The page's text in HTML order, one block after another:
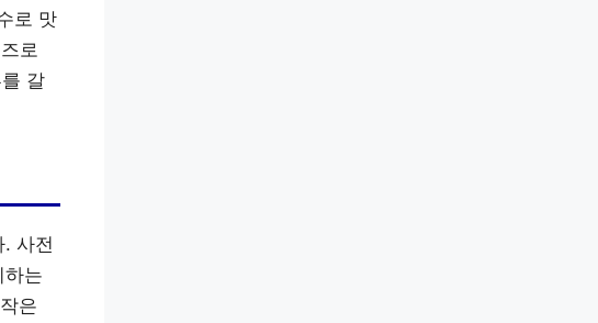
로 맛
로
갈
사전
하는
은